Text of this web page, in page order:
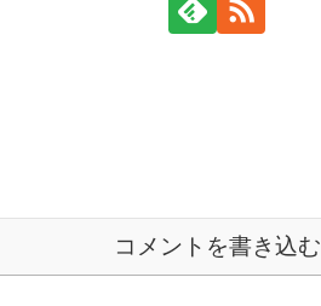
コメントを書き込む